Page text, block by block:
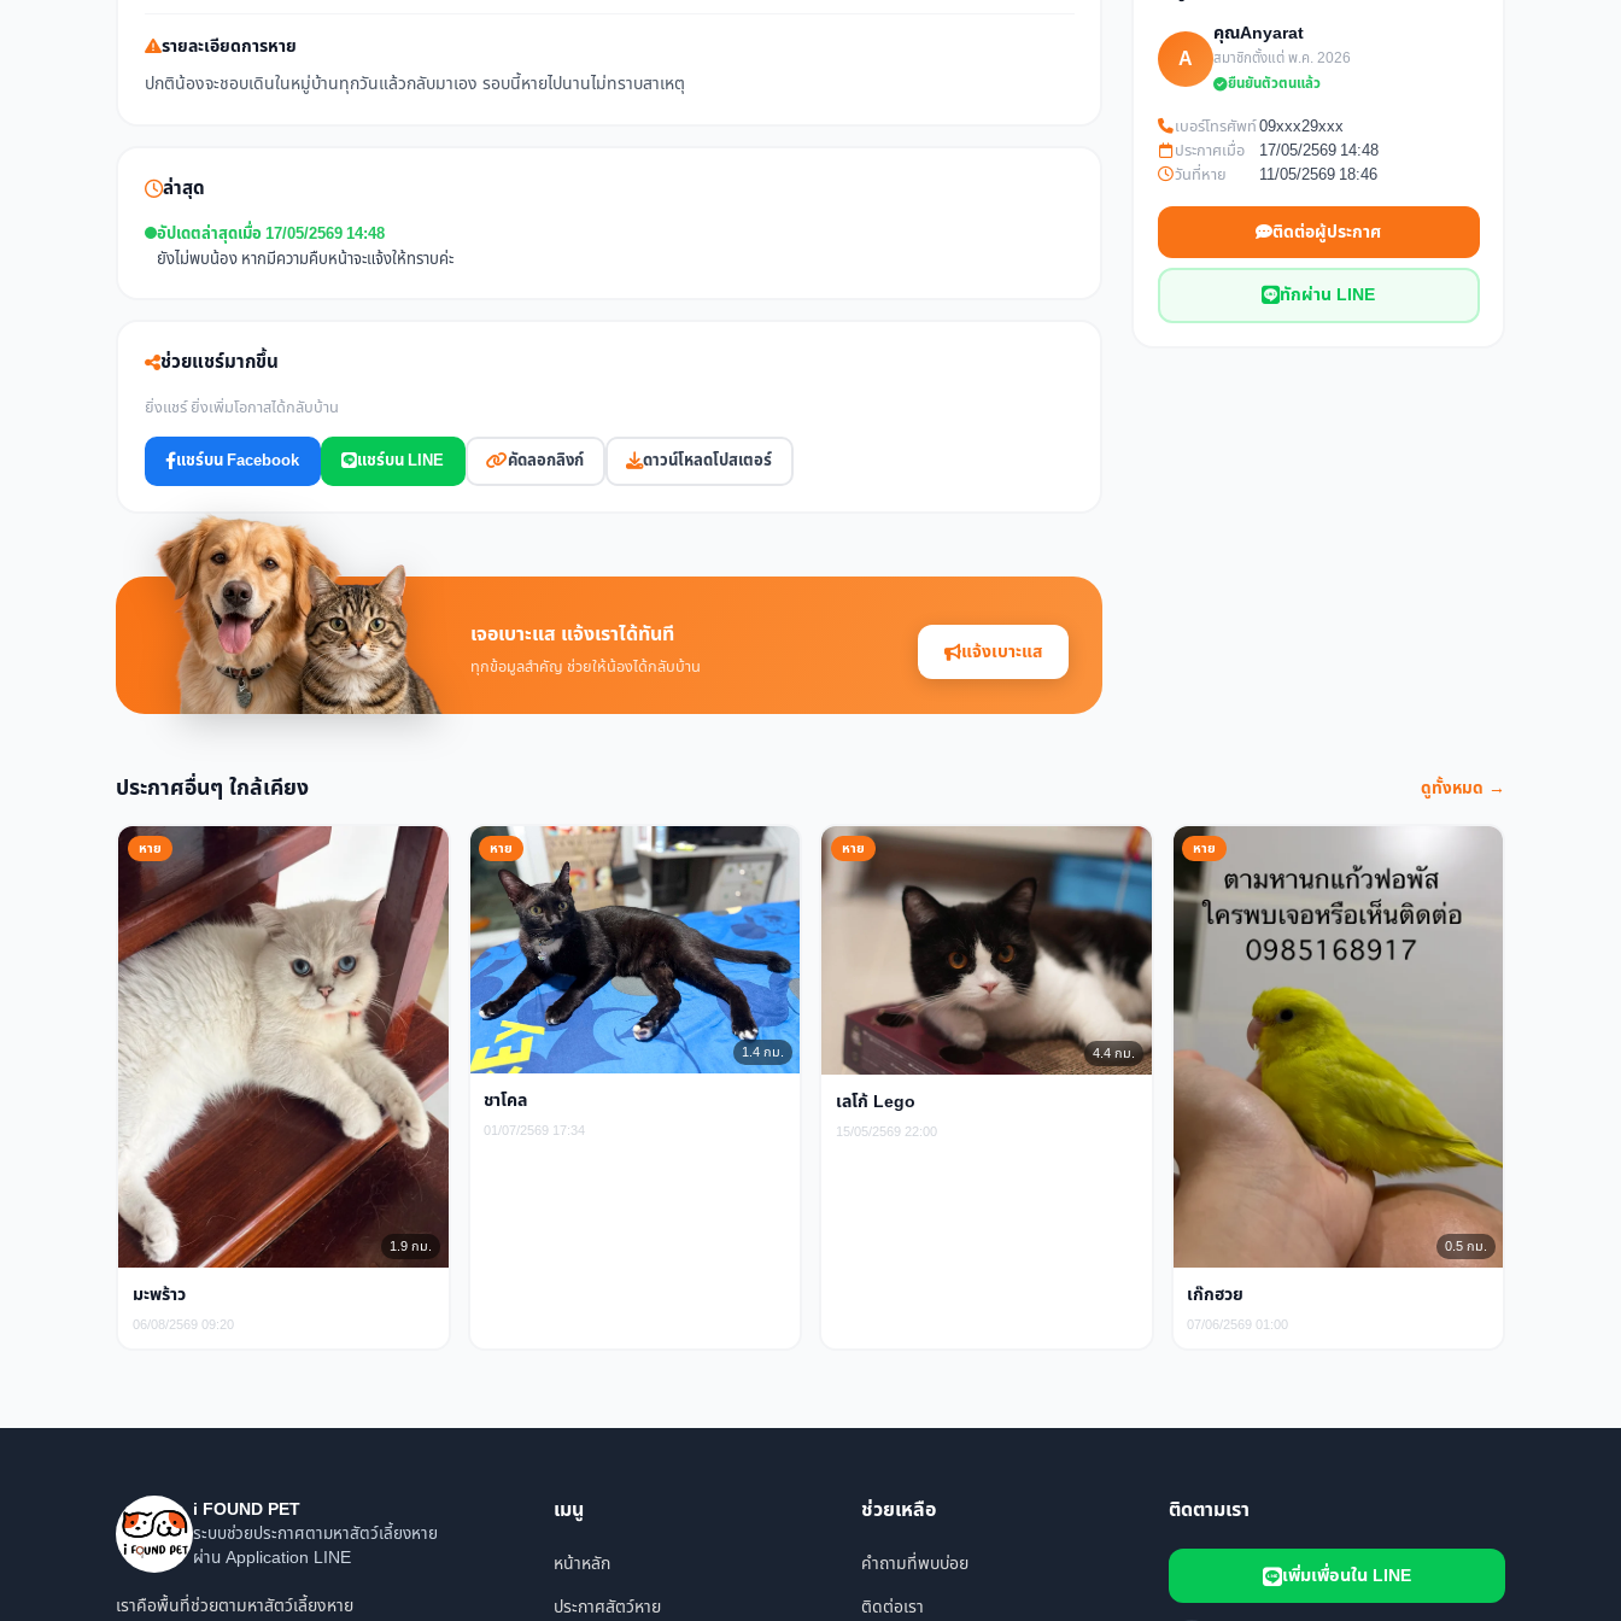
รายละเอียดการหาย
ปกติน้องจะชอบเดินในหมู่บ้านทุกวันแล้วกลับมาเอง รอบนี้หายไปนานไม่ทราบสาเหตุ
ล่าสุด
อัปเดตล่าสุดเมื่อ 17/05/2569 14:48
ยังไม่พบน้อง หากมีความคืบหน้าจะแจ้งให้ทราบค่ะ
ช่วยแชร์มากขึ้น
ยิ่งแชร์ ยิ่งเพิ่มโอกาสได้กลับบ้าน
แชร์บน Facebook แชร์บน LINE คัดลอกลิงก์ ดาวน์โหลดโปสเตอร์
เจอเบาะแส แจ้งเราได้ทันที
ทุกข้อมูลสำคัญ ช่วยให้น้องได้กลับบ้าน
แจ้งเบาะแส
A
คุณAnyarat
สมาชิกตั้งแต่ พ.ค. 2026
ยืนยันตัวตนแล้ว
เบอร์โทรศัพท์09xxx29xxx
ประกาศเมื่อ
17/05/2569 14:48
วันที่หาย
11/05/2569 18:46
ติดต่อผู้ประกาศ
ทักผ่าน LINE
ประกาศอื่นๆ ใกล้เคียง ดูทั้งหมด →
หาย
1.9 กม.
มะพร้าว
06/08/2569 09:20
หาย
1.4 กม.
ชาโคล
01/07/2569 17:34
หาย
4.4 กม.
เลโก้ Lego
15/05/2569 22:00
หาย
0.5 กม.
เก๊กฮวย
07/06/2569 01:00
i FOUND PET
ระบบช่วยประกาศตามหาสัตว์เลี้ยงหาย
ผ่าน Application LINE
เราคือพื้นที่ช่วยตามหาสัตว์เลี้ยงหาย
เมนู
หน้าหลัก
ประกาศสัตว์หาย
ช่วยเหลือ
คำถามที่พบบ่อย
ติดต่อเรา
ติดตามเรา
เพิ่มเพื่อนใน LINE